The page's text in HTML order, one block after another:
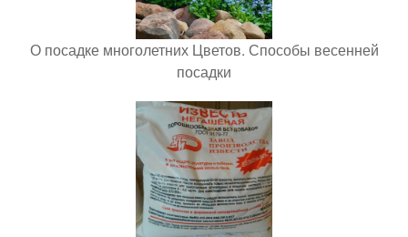
О посадке многолетних Цветов. Способы весенней
посадки